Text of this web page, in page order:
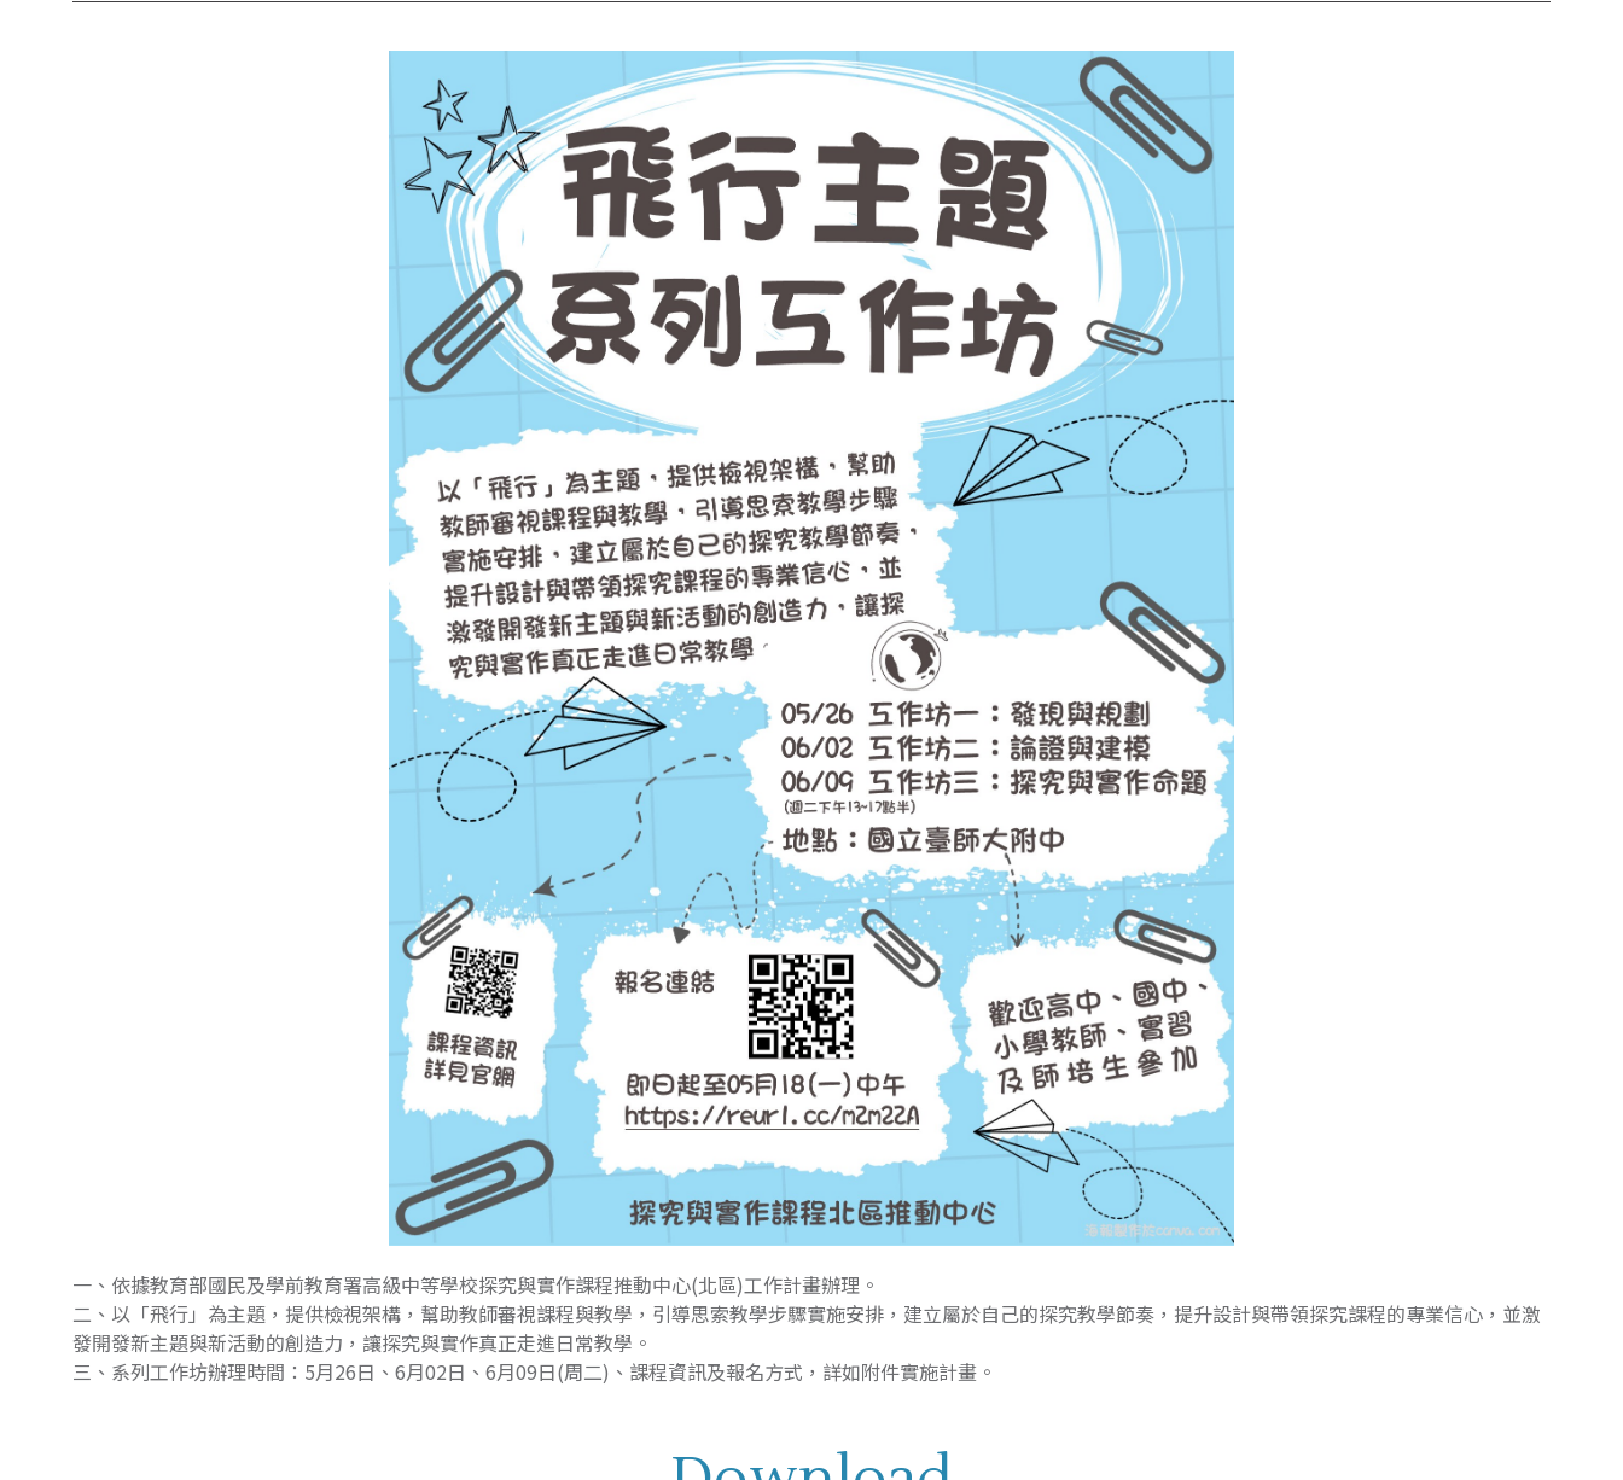
一、依據教育部國民及學前教育署高級中等學校探究與實作課程推動中心(北區)工作計畫辦理。
二、以「飛行」為主題，提供檢視架構，幫助教師審視課程與教學，引導思索教學步驟實施安排，建立屬於自己的探究教學節奏，提升設計與帶領探究課程的專業信心，並激
發開發新主題與新活動的創造力，讓探究與實作真正走進日常教學。
三、系列工作坊辦理時間：5月26日、6月02日、6月09日(周二)、課程資訊及報名方式，詳如附件實施計畫。